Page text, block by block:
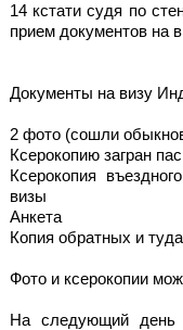
14 кстати судя по
прием документов на
Документы на визу
2 фото (сошли
Ксерокопию загран
Ксерокопия
визы
Анкета
Копия обратных и
Фото и ксерокопии
На следующий день